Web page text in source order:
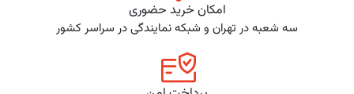
امکان خرید حضوری
سه شعبه در تهران و شبکه نمایندگی در سراسر کشور